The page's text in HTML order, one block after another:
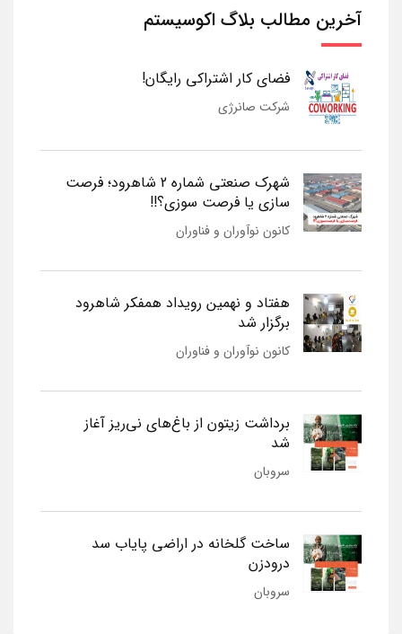
آخرین مطالب بلاگ اکوسیستم
فضای کار اشتراکی رایگان!
شرکت صانرژی
شهرک صنعتی شماره 2 شاهرود؛ فرصت
سازی یا فرصت سوزی؟!!
کانون نوآوران و فناوران
هفتاد و نهمین رویداد همفکر شاهرود
برگزار شد
کانون نوآوران و فناوران
برداشت زیتون از باغ‌های نی‌ریز آغاز
شد
سروبان
ساخت گلخانه در اراضی پایاب سد
درودزن
سروبان